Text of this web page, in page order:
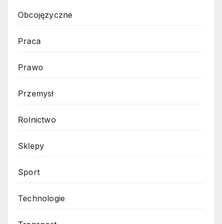
Obcojęzyczne
Praca
Prawo
Przemysł
Rolnictwo
Sklepy
Sport
Technologie